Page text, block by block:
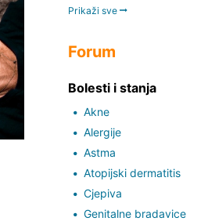
Prikaži sve
Forum
Bolesti i stanja
Akne
Alergije
Astma
Atopijski dermatitis
Cjepiva
Genitalne bradavice